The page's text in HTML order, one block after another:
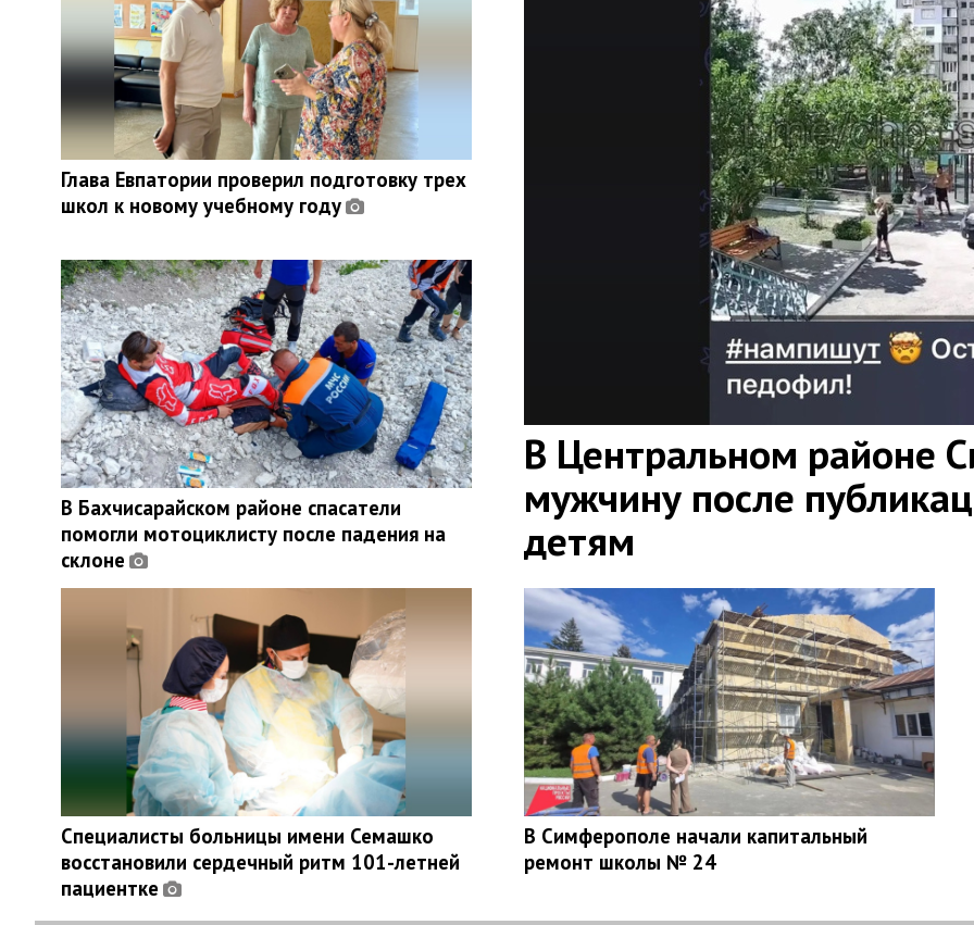
В Центральном районе
мужчину после
детям
Глава Евпатории проверил подготовку трех
школ к новому учебному году
В Бахчисарайском районе спасатели
помогли мотоциклисту после падения на
склоне
Специалисты больницы имени Семашко
восстановили сердечный ритм 101-летней
пациентке
В Симферополе начали капитальный
ремонт школы № 24